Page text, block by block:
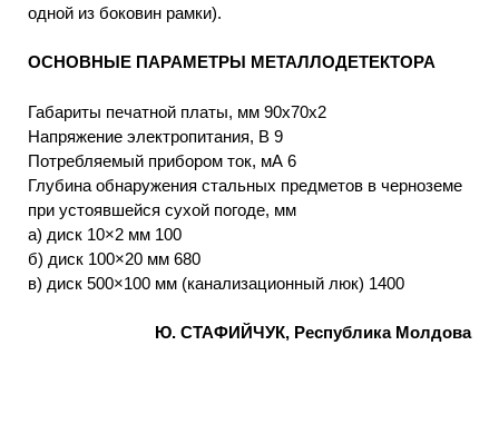
одной из боковин рамки).
ОСНОВНЫЕ ПАРАМЕТРЫ МЕТАЛЛОДЕТЕКТОРА
Габариты печатной платы, мм 90x70x2
Напряжение электропитания, В 9
Потребляемый прибором ток, мА 6
Глубина обнаружения стальных предметов в черноземе
при устоявшейся сухой погоде, мм
а) диск 10×2 мм 100
б) диск 100×20 мм 680
в) диск 500×100 мм (канализационный люк) 1400
Ю. СТАФИЙЧУК, Республика Молдова